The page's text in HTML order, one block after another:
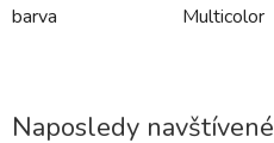
barva Multicolor
Naposledy navštívené